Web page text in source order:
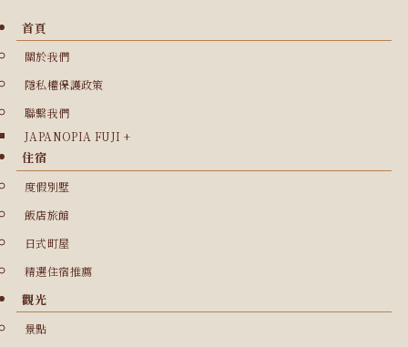
首頁
關於我們
隱私權保護政策
聯繫我們
JAPANOPIA FUJI +
住宿
度假別墅
飯店旅館
日式町屋
精選住宿推薦
觀光
景點